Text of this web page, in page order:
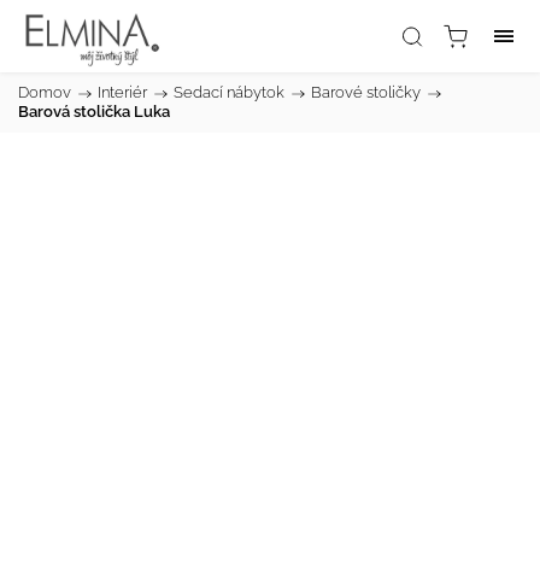
Domov / Interiér / Sedací nábytok / Barové stoličky /
Barová stolička Luka